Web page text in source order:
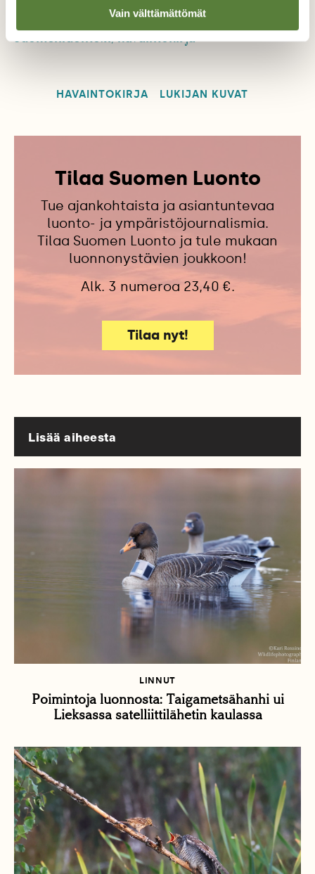
Vain välttämättömät
Lähetä kuviasi ja tarinoitasi:
suomenluonto.fi/havaintokirja
HAVAINTOKIRJA LUKIJAN KUVAT
Tilaa Suomen Luonto
Tue ajankohtaista ja asiantuntevaa
luonto- ja ympäristöjournalismia.
Tilaa Suomen Luonto ja tule mukaan
luonnonystävien joukkoon!
Alk. 3 numeroa 23,40 €.
Tilaa nyt!
Lisää aiheesta
LINNUT
Poimintoja luonnosta: Taigametsähanhi ui
Lieksassa satelliittilähetin kaulassa